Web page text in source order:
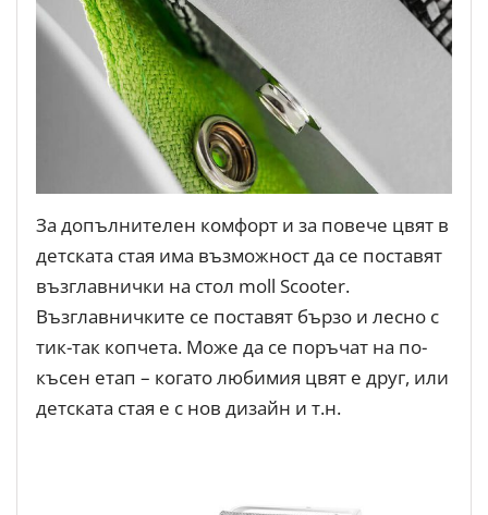
За допълнителен комфорт и за повече цвят в
детската стая има възможност да се поставят
възглавнички на стол moll Scooter.
Възглавничките се поставят бързо и лесно с
тик-так копчета. Може да се поръчат на по-
късен етап – когато любимия цвят е друг, или
детската стая е с нов дизайн и т.н.